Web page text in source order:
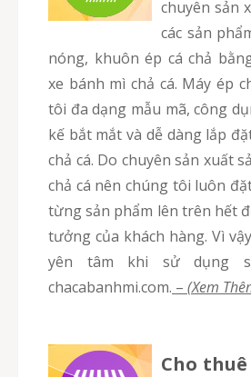
chuyên sản
các sản
nóng, khuôn ép cá chả
xe bánh mì chả cá. Máy ép
tôi đa dạng mẫu mã, công
kế bắt mắt và dễ dàng lắp
chả cá. Do chuyên sản xuất
chả cá nên chúng tôi luôn
từng sản phẩm lên trên hết
tưởng của khách hàng. Vì
yên tâm khi sử dụng
chacabanhmi.com. – (Xem
Cho